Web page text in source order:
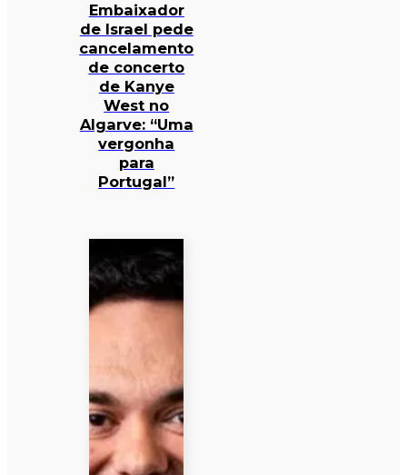
Embaixador
de Israel pede
cancelamento
de concerto
de Kanye
West no
Algarve: “Uma
vergonha
para
Portugal”